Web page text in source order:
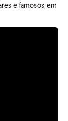
e famosos, em